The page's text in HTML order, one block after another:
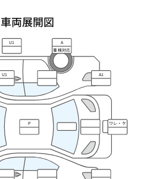
車両展開図
U1 A
車検対応
U1 A1
P ワレ・ケ
ズレ